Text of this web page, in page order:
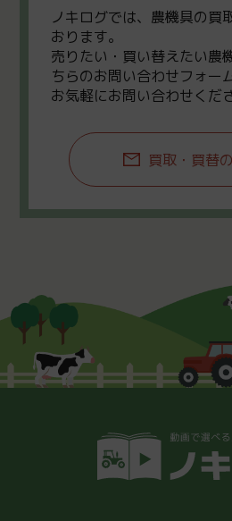
ノキログでは、農機具の買
おります。
売りたい・買い替えたい農
ちらのお問い合わせフォー
お気軽にお問い合わせくだ
買取・買替